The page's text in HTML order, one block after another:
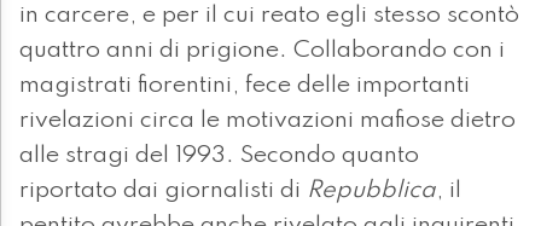
in carcere, e per il cui reato egli stesso scontò
quattro anni di prigione. Collaborando con i
magistrati fiorentini, fece delle importanti
rivelazioni circa le motivazioni mafiose dietro
alle stragi del 1993. Secondo quanto
riportato dai giornalisti di Repubblica, il